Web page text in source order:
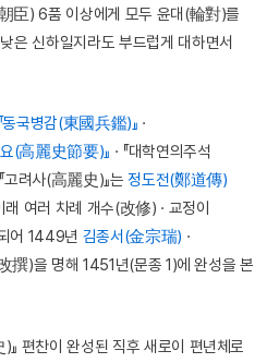
臣) 6품 이상에게 모두 윤대(輪對)를
은 신하일지라도 부드럽게 대하면서
『동국병감(東國兵鑑)』 ·
요(高麗史節要)』 · 『대학연의주석
려사(高麗史)』는 정도전(鄭道傳)
래 여러 차례 개수(改修) · 교정이
어 1449년 김종서(金宗瑞) ·
撰)을 명해 1451년(문종 1)에 완성을 본
』 편찬이 완성된 직후 새로이 편년체로